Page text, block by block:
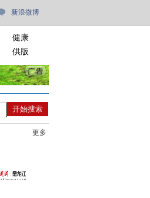
新浪微博
健康
供版
更多